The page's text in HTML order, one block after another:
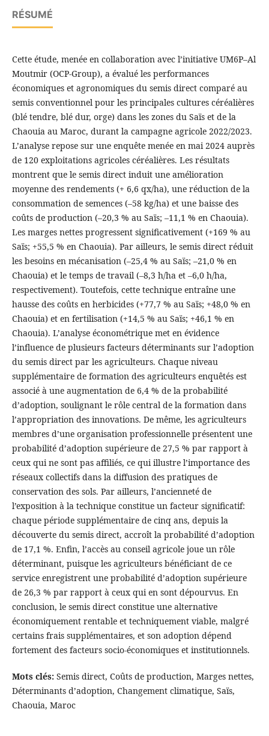
RÉSUMÉ
Cette étude, menée en collaboration avec l’initiative UM6P–Al
Moutmir (OCP-Group), a évalué les performances
économiques et agronomiques du semis direct comparé au
semis conventionnel pour les principales cultures céréalières
(blé tendre, blé dur, orge) dans les zones du Saïs et de la
Chaouia au Maroc, durant la campagne agricole 2022/2023.
L’analyse repose sur une enquête menée en mai 2024 auprès
de 120 exploitations agricoles céréalières. Les résultats
montrent que le semis direct induit une amélioration
moyenne des rendements (+ 6,6 qx/ha), une réduction de la
consommation de semences (–58 kg/ha) et une baisse des
coûts de production (–20,3 % au Saïs; –11,1 % en Chaouia).
Les marges nettes progressent significativement (+169 % au
Saïs; +55,5 % en Chaouia). Par ailleurs, le semis direct réduit
les besoins en mécanisation (–25,4 % au Saïs; –21,0 % en
Chaouia) et le temps de travail (–8,3 h/ha et –6,0 h/ha,
respectivement). Toutefois, cette technique entraîne une
hausse des coûts en herbicides (+77,7 % au Saïs; +48,0 % en
Chaouia) et en fertilisation (+14,5 % au Saïs; +46,1 % en
Chaouia). L’analyse économétrique met en évidence
l’influence de plusieurs facteurs déterminants sur l’adoption
du semis direct par les agriculteurs. Chaque niveau
supplémentaire de formation des agriculteurs enquêtés est
associé à une augmentation de 6,4 % de la probabilité
d’adoption, soulignant le rôle central de la formation dans
l’appropriation des innovations. De même, les agriculteurs
membres d’une organisation professionnelle présentent une
probabilité d’adoption supérieure de 27,5 % par rapport à
ceux qui ne sont pas affiliés, ce qui illustre l’importance des
réseaux collectifs dans la diffusion des pratiques de
conservation des sols. Par ailleurs, l’ancienneté de
l’exposition à la technique constitue un facteur significatif:
chaque période supplémentaire de cinq ans, depuis la
découverte du semis direct, accroît la probabilité d’adoption
de 17,1 %. Enfin, l’accès au conseil agricole joue un rôle
déterminant, puisque les agriculteurs bénéficiant de ce
service enregistrent une probabilité d’adoption supérieure
de 26,3 % par rapport à ceux qui en sont dépourvus. En
conclusion, le semis direct constitue une alternative
économiquement rentable et techniquement viable, malgré
certains frais supplémentaires, et son adoption dépend
fortement des facteurs socio-économiques et institutionnels.
Mots clés:Semis direct, Coûts de production, Marges nettes,
Déterminants d’adoption, Changement climatique, Saïs,
Chaouia, Maroc